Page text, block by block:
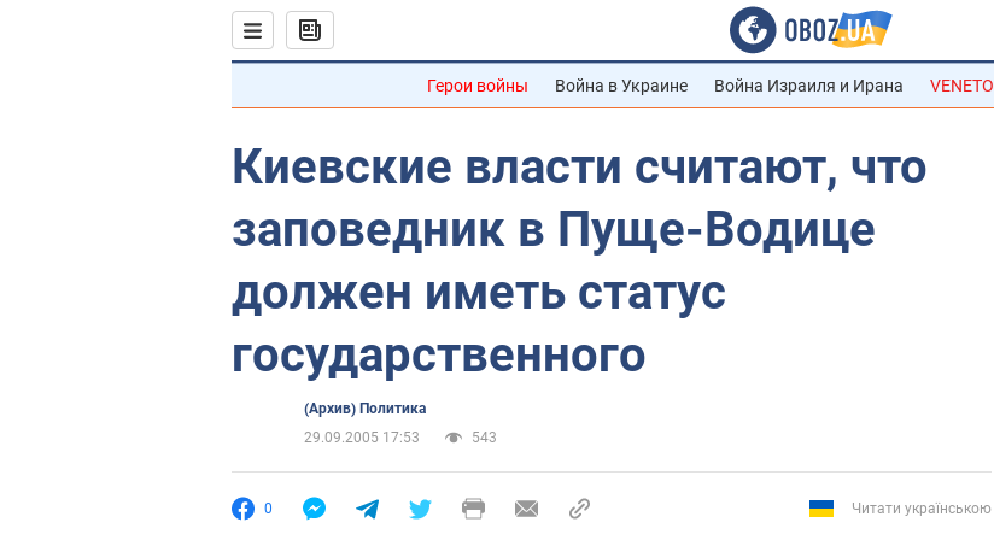
Герои войны Война в Украине Война Израиля и Ирана VENETO
Киевские власти считают, что
заповедник в Пуще-Водице
должен иметь статус
государственного
(Архив) Политика
29.09.2005 17:53
543
0 Читати українською